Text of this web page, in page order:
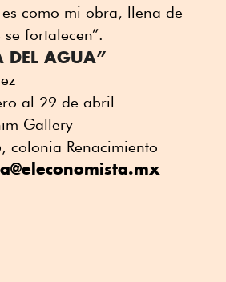
como mi obra, llena de
fortalecen”.
DEL AGUA”
al 29 de abril
Gallery
colonia Renacimiento